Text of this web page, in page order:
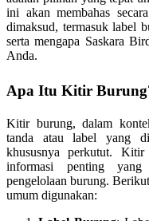
ini akan membahas
dimaksud, termasuk label
serta mengapa Saskara
Anda.
Apa Itu Kitir
Kitir burung, dalam
tanda atau label yang
khususnya perkutut.
informasi penting
pengelolaan burung.
umum digunakan: